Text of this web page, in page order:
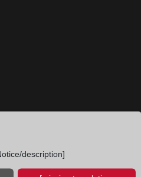
(abre en ventana nueva)
(abre en ventana nueva)
(abre en ventana nueva)
description]